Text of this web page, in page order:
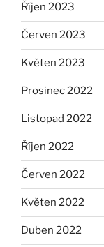
Říjen 2023
Červen 2023
Květen 2023
Prosinec 2022
Listopad 2022
Říjen 2022
Červen 2022
Květen 2022
Duben 2022